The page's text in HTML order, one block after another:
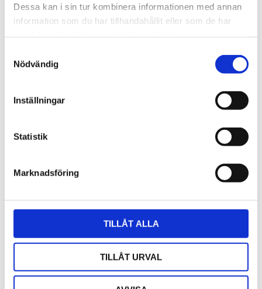
Dessa kan i sin tur kombinera informationen med annan
information som du har tillhandahållit eller som de har
Nödvändig
Inställningar
Statistik
Marknadsföring
TILLÅT ALLA
TILLÅT URVAL
2026
april (3)
mars (1)
januari (3)
oktober (10)
juni (5)
mars (5)
2024
november (20)